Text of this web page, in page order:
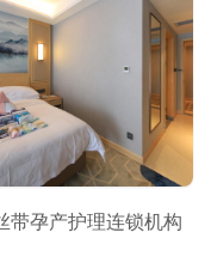
带孕产护理连锁机构